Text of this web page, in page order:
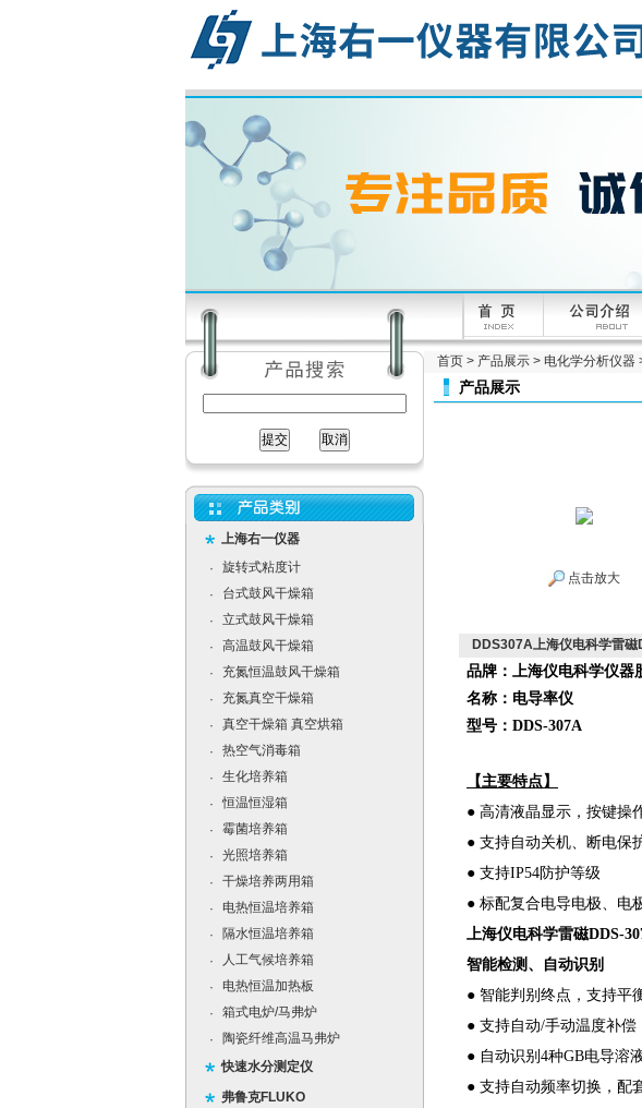
上海右一仪器
·
旋转式粘度计
·
台式鼓风干燥箱
·
立式鼓风干燥箱
·
高温鼓风干燥箱
·
充氮恒温鼓风干燥箱
·
充氮真空干燥箱
·
真空干燥箱 真空烘箱
·
热空气消毒箱
·
生化培养箱
·
恒温恒湿箱
·
霉菌培养箱
·
光照培养箱
·
干燥培养两用箱
·
电热恒温培养箱
·
隔水恒温培养箱
·
人工气候培养箱
·
电热恒温加热板
·
箱式电炉/马弗炉
·
陶瓷纤维高温马弗炉
快速水分测定仪
弗鲁克FLUKO
首页 > 产品展示 > 电化学分析仪器
产品展示
点击放大
DDS307A上海仪电科学雷
品牌：上海仪电科学仪器
名称：电导率仪
型号：DDS-307A
【主要特点】
● 高清液晶显示，按键操
● 支持自动关机、断电保
● 支持IP54防护等级
● 标配复合电导电极、电
上海仪电科学雷磁DDS-
智能检测、自动识别
● 智能判别终点，支持平
● 支持自动/手动温度补偿
● 自动识别4种GB电导溶
● 支持自动频率切换，配